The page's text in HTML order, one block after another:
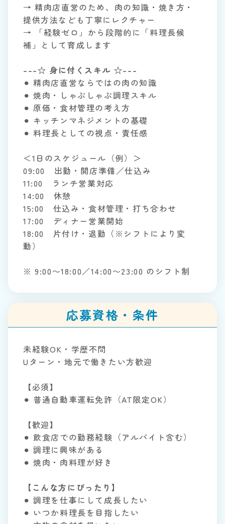
→ 精肉店直営のため、肉の知識・焼き方・
提供方法なども丁寧にレクチャー
→ 「経験ゼロ」から段階的に「料理長候
補」として育成します
---☆ 身に付くスキル ☆---
⚫︎ 精肉店直営ならではの肉の知識
⚫︎ 焼肉・しゃぶしゃぶ調理スキル
⚫︎ 原価・食材管理の考え方
⚫︎ キッチンマネジメントの基礎
⚫︎ 料理長としての視点・責任感
＜1日のスケジュール（例）＞
09:00 出勤・開店準備／仕込み
11:00 ランチ営業対応
14:00 休憩
15:00 仕込み・食材管理・打ち合わせ
17:00 ディナー営業開始
18:00 片付け・退勤（※シフトにより変
動）
※ 9:00〜18:00／14:00〜23:00 のシフト制
応募資格・条件
未経験OK・学歴不問
Uターン・地元で働きたい方歓迎
【必須】
⚫︎ 普通自動車運転免許（AT限定OK）
【歓迎】
⚫︎ 飲食店での勤務経験（アルバイト含む）
⚫︎ 調理に興味がある
⚫︎ 焼肉・肉料理が好き
【こんな方にぴったり】
⚫︎ 調理を仕事にして成長したい
⚫︎ いつか料理長を目指したい